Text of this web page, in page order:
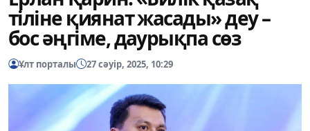
тіліне қиянат жасады» деу –
бос әңгіме, даурықпа сөз
Ұлт порталы 27 сәуір, 2025, 10:29